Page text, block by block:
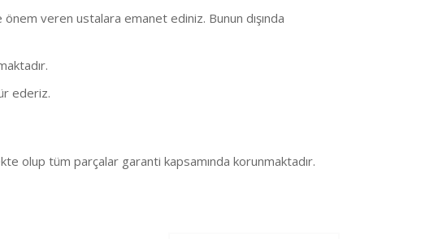
önem veren ustalara emanet ediniz. Bunun dışında
ederiz.
olup tüm parçalar garanti kapsamında korunmaktadır.